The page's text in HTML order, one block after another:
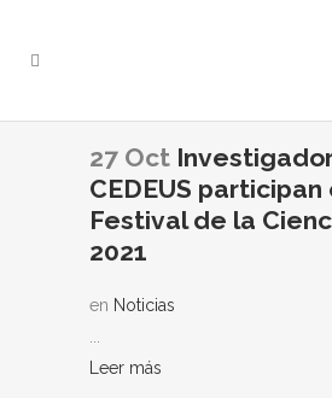
27 Oct
CEDEUS participan
Festival de la
2021
en Noticias
Leer más